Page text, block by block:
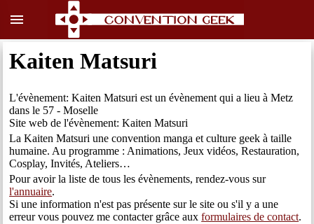
menu
Kaiten Matsuri
L'évènement: Kaiten Matsuri est un évènement qui a lieu à Metz
dans le 57 - Moselle
Site web de l'évènement: Kaiten Matsuri
La Kaiten Matsuri une convention manga et culture geek à taille
humaine. Au programme : Animations, Jeux vidéos, Restauration,
Cosplay, Invités, Ateliers…
Pour avoir la liste de tous les évènements, rendez-vous sur
l'annuaire.
Si une information n'est pas présente sur le site ou s'il y a une
erreur vous pouvez me contacter grâce auxformulaires de contact.